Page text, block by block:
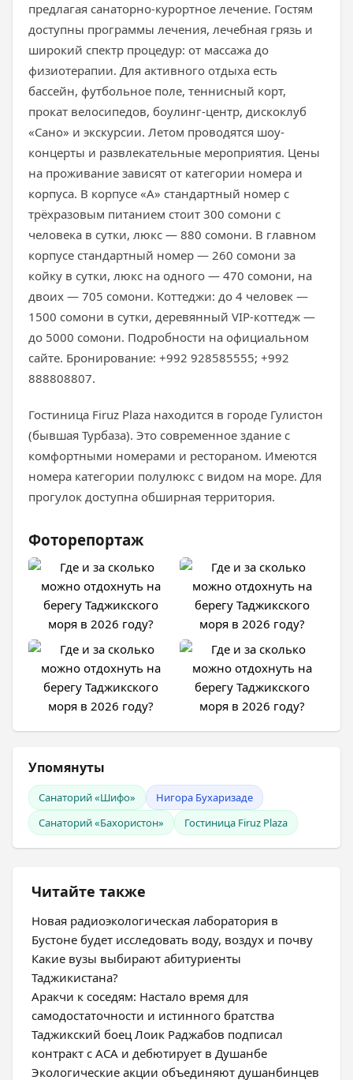
предлагая санаторно-курортное лечение. Гостям
доступны программы лечения, лечебная грязь и
широкий спектр процедур: от массажа до
физиотерапии. Для активного отдыха есть
бассейн, футбольное поле, теннисный корт,
прокат велосипедов, боулинг-центр, дискоклуб
«Сано» и экскурсии. Летом проводятся шоу-
концерты и развлекательные мероприятия. Цены
на проживание зависят от категории номера и
корпуса. В корпусе «А» стандартный номер с
трёхразовым питанием стоит 300 сомони с
человека в сутки, люкс — 880 сомони. В главном
корпусе стандартный номер — 260 сомони за
койку в сутки, люкс на одного — 470 сомони, на
двоих — 705 сомони. Коттеджи: до 4 человек —
1500 сомони в сутки, деревянный VIP-коттедж —
до 5000 сомони. Подробности на официальном
сайте. Бронирование: +992 928585555; +992
888808807.
Гостиница Firuz Plaza находится в городе Гулистон
(бывшая Турбаза). Это современное здание с
комфортными номерами и рестораном. Имеются
номера категории полулюкс с видом на море. Для
прогулок доступна обширная территория.
Фоторепортаж
Упомянуты
Санаторий «Шифо»
Нигора Бухаризаде
Санаторий «Бахористон»
Гостиница Firuz Plaza
Читайте также
Новая радиоэкологическая лаборатория в
Бустоне будет исследовать воду, воздух и почву
Какие вузы выбирают абитуриенты
Таджикистана?
Аракчи к соседям: Настало время для
самодостаточности и истинного братства
Таджикский боец Лоик Раджабов подписал
контракт с ACA и дебютирует в Душанбе
Экологические акции объединяют душанбинцев